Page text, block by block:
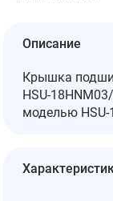
Описание
Крышка
HSU-
моделью HSU-